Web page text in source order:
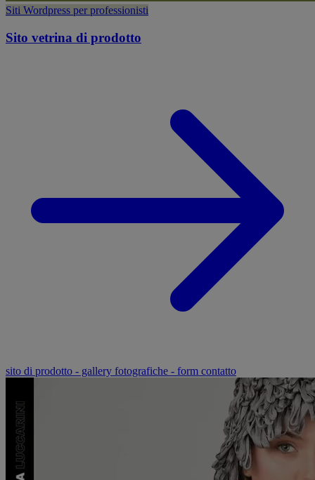
Siti Wordpress per professionisti
Sito vetrina di prodotto
sito di prodotto - gallery fotografiche - form contatto